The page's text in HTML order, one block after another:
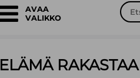
AVAA
VALIKKO
ELÄMÄ